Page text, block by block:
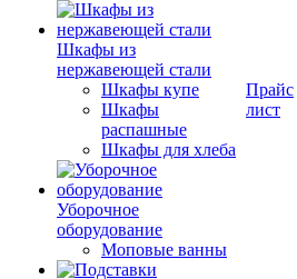
Шкафы из
нержавеющей стали
Шкафы купе
Шкафы
распашные
Шкафы для хлеба
Уборочное
оборудование
Моповые ванны
Прайс
лист